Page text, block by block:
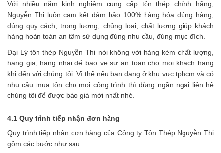
Với nhiều năm kinh nghiệm cung cấp tôn thép chính hãng,
Nguyễn Thi luôn cam kết đảm bảo 100% hàng hóa đúng hàng,
đúng quy cách, trọng lượng, chủng loại, chất lượng giúp khách
hàng hoàn toàn an tâm sử dụng đúng nhu cầu, đúng mục đích.
Đại Lý tôn thép Nguyễn Thi nói không với hàng kém chất lượng,
hàng giả, hàng nhái để bảo vệ sự an toàn cho mọi khách hàng
khi đến với chúng tôi. Vì thế nếu bạn đang ở khu vực tphcm và có
nhu cầu mua tôn cho mọi công trình thì đừng ngần ngại liên hệ
chúng tôi để được báo giá mới nhất nhé.
4.1 Quy trình tiếp nhận đơn hàng
Quy trình tiếp nhận đơn hàng của Công ty Tôn Thép Nguyễn Thi
gồm các bước như sau: